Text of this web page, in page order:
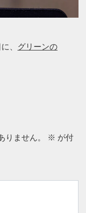
、 グリーンの
りません。 ※ が付